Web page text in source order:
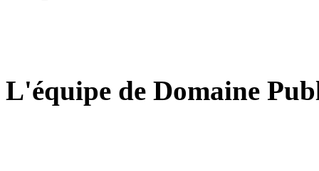
L'équipe de Domaine